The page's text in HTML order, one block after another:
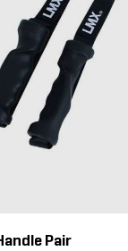
Pair